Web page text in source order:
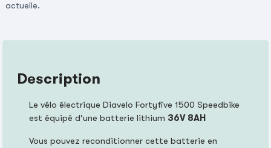
actuelle.
Description
Le vélo électrique Diavelo Fortyfive 1500 Speedbike
est équipé d'une batterie lithium 36V 8AH
Vous pouvez reconditionner cette batterie en